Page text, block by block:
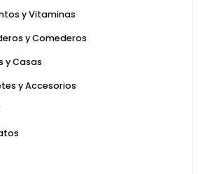
y Vitaminas
y Comederos
y Casas
y Accesorios